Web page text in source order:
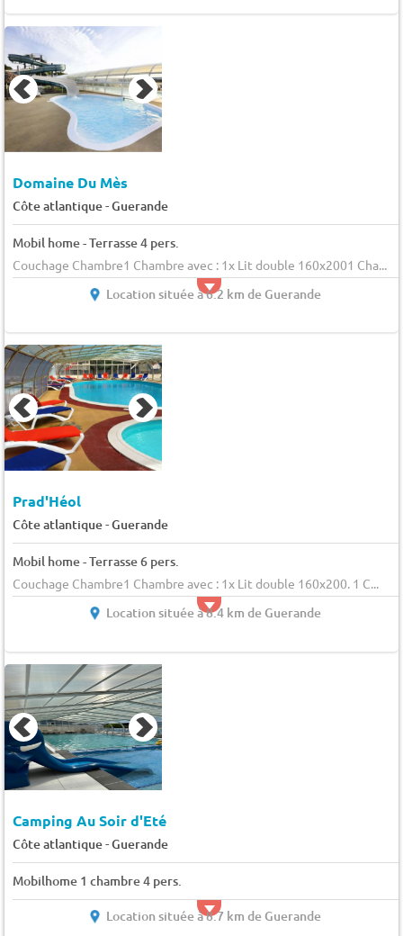
Domaine Du Mès
Côte atlantique-Guerande
Mobil home - Terrasse 4 pers.
Couchage Chambre1 Chambre avec : 1x Lit double 160x2001 Cha...
Location située à 6.2 km de Guerande
Prad'Héol
Côte atlantique-Guerande
Mobil home - Terrasse 6 pers.
Couchage Chambre1 Chambre avec : 1x Lit double 160x200. 1 C...
Location située à 8.4 km de Guerande
Camping Au Soir d'Eté
Côte atlantique-Guerande
Mobilhome 1 chambre 4 pers.
Location située à 8.7 km de Guerande